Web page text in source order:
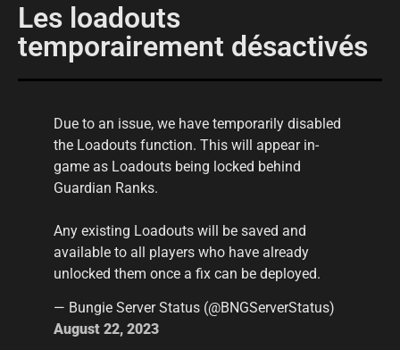
Les loadouts
temporairement désactivés
Due to an issue, we have temporarily disabled
the Loadouts function. This will appear in-
game as Loadouts being locked behind
Guardian Ranks.
Any existing Loadouts will be saved and
available to all players who have already
unlocked them once a fix can be deployed.
— Bungie Server Status (@BNGServerStatus)
August 22, 2023